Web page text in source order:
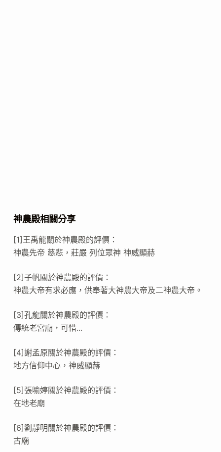
神農殿相關分享
[1]王禹龍關於神農殿的評價：
神農先帝 慈悲，莊嚴 列位眾神 神威顯赫
[2]子帆關於神農殿的評價：
神農大帝有求必應，供奉著大神農大帝及二神農大帝。
[3]孔龍關於神農殿的評價：
傳統老宮廟，可惜...
[4]謝孟原關於神農殿的評價：
地方信仰中心，神威顯赫
[5]張喻婷關於神農殿的評價：
在地老廟
[6]劉靜明關於神農殿的評價：
古廟